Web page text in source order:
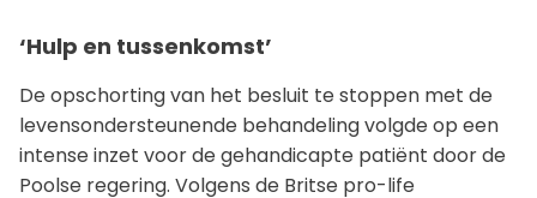
‘Hulp en tussenkomst’
De opschorting van het besluit te stoppen met de
levensondersteunende behandeling volgde op een
intense inzet voor de gehandicapte patiënt door de
Poolse regering. Volgens de Britse pro-life